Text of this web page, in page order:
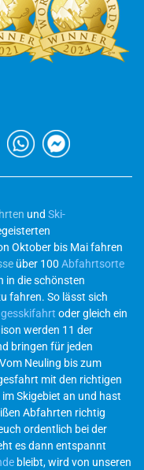
und Ski-
Oktober bis Mai fahren
über 100 Abfahrtsorte
in die schönsten
fahren. So lässt sich
oder gleich ein
werden 11 der
bringen für jeden
Neuling bis zum
mit den richtigen
Skigebiet an und hast
Abfahrten richtig
ordentlich bei der
es dann entspannt
bleibt, wird von unseren